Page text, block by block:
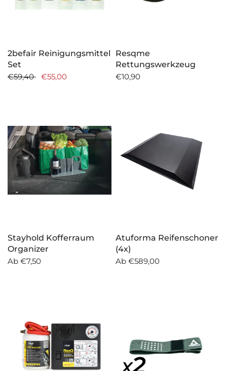
2befair Reinigungsmittel
Set
€59,40
€55,00
Resqme
Rettungswerkzeug
€10,90
Stayhold Kofferraum
Organizer
Ab €7,50
Atuforma Reifenschoner
(4x)
Ab €589,00